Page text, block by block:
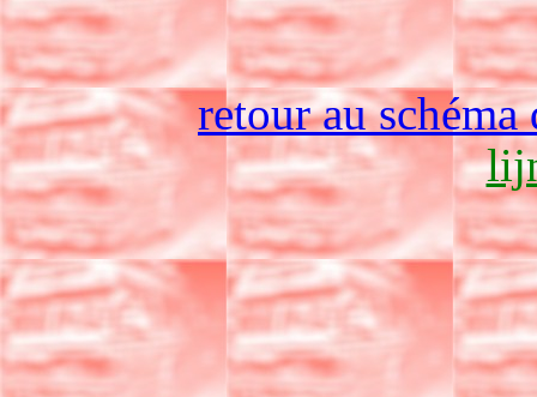
retour au